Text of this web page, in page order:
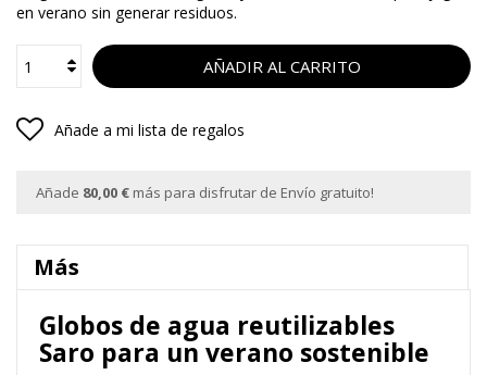
en verano sin generar residuos.
AÑADIR AL CARRITO
Añade a mi lista de regalos
Añade 80,00 € más para disfrutar de Envío gratuito!
Más
Globos de agua reutilizables
Saro para un verano sostenible